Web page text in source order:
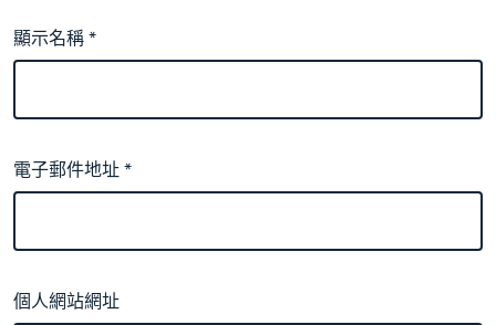
顯示名稱*
電子郵件地址*
個人網站網址